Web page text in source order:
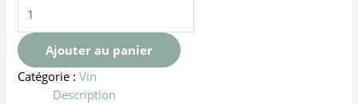
Ajouter au panier
Catégorie :Vin
Description